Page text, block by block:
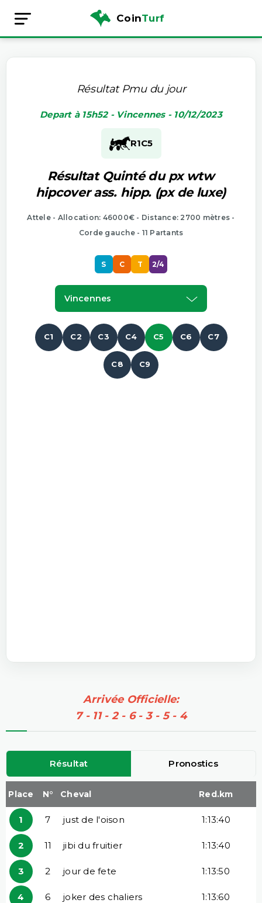
CoinTurf
Résultat Pmu du jour
Depart à 15h52 - Vincennes - 10/12/2023
R1C5
Résultat Quinté du px wtw
hipcover ass. hipp. (px de luxe)
Attele - Allocation: 46000€ - Distance: 2700 mètres -
Corde gauche - 11 Partants
S C T 2/4
Vincennes
C1 C2 C3 C4 C5 C6 C7
C8 C9
Arrivée Officielle:
7 - 11 - 2 - 6 - 3 - 5 - 4
Résultat Pronostics
Place N° Cheval Red.km
1 7 just de l'oison 1:13:40
2 11 jibi du fruitier 1:13:40
3 2 jour de fete 1:13:50
4 6 joker des chaliers 1:13:60